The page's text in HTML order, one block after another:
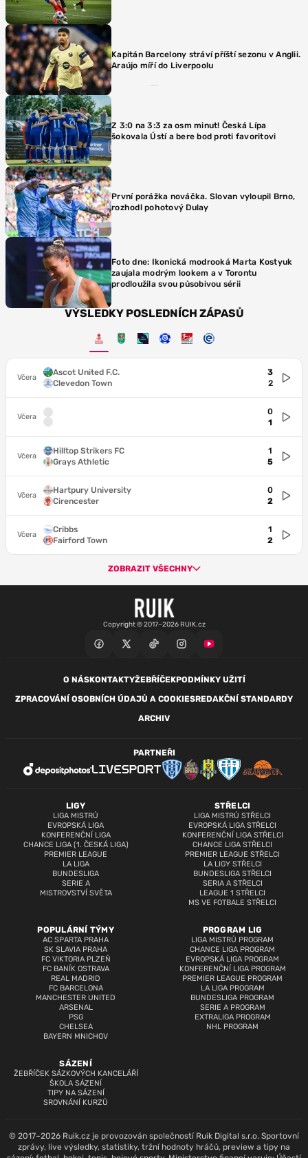
Kapitán Barcelony stráví příští sezonu v Anglii.
Araújo míří do Liverpoolu
Z 3:0 na 3:3 za osm minut! Česká Lípa
šokovala Ústí a bere bod proti favoritovi
První porážka nováčka. Slovan vyloupil Brno,
rozhodl pohotový Dulay
Foto dne: Ikonická modrooká Marta Kostyuk
zaujala modrým lookem a v Torontu
prodloužila svou působivou sérii
VÝSLEDKY POSLEDNÍCH ZÁPASŮ
Včera
Ascot United F.C.
Clevedon Town
3
2
Včera
0
1
Včera
Hilltop Strikers FC
Grays Athletic
1
5
Včera
Hartpury University
Cirencester
0
2
Včera
Cribbs
Fairford Town
1
2
ZOBRAZIT VŠECHNY
Copyright © 2017–2026 RUIK.cz
O NÁSKONTAKTYŽEBŘÍČEKPODMÍNKY UŽITÍ
ZPRACOVÁNÍ OSOBNÍCH ÚDAJŮ A COOKIESREDAKČNÍ STANDARDY
ARCHIV
LIGY
LIGA MISTRŮ
EVROPSKÁ LIGA
KONFERENČNÍ LIGA
CHANCE LIGA (1. ČESKÁ LIGA)
PREMIER LEAGUE
LA LIGA
BUNDESLIGA
SERIE A
MISTROVSTVÍ SVĚTA
STŘELCI
LIGA MISTRŮ STŘELCI
EVROPSKÁ LIGA STŘELCI
KONFERENČNÍ LIGA STŘELCI
CHANCE LIGA STŘELCI
PREMIER LEAGUE STŘELCI
LA LIGY STŘELCI
BUNDESLIGA STŘELCI
SERIA A STŘELCI
LEAGUE 1 STŘELCI
MS VE FOTBALE STŘELCI
POPULÁRNÍ TÝMY
AC SPARTA PRAHA
SK SLAVIA PRAHA
FC VIKTORIA PLZEŇ
FC BANÍK OSTRAVA
REAL MADRID
FC BARCELONA
MANCHESTER UNITED
ARSENAL
PSG
CHELSEA
BAYERN MNICHOV
PROGRAM LIG
LIGA MISTRŮ PROGRAM
CHANCE LIGA PROGRAM
EVROPSKÁ LIGA PROGRAM
KONFERENČNÍ LIGA PROGRAM
PREMIER LEAGUE PROGRAM
LA LIGA PROGRAM
BUNDESLIGA PROGRAM
SERIE A PROGRAM
EXTRALIGA PROGRAM
NHL PROGRAM
SÁZENÍ
ŽEBŘÍČEK SÁZKOVÝCH KANCELÁŘÍ
ŠKOLA SÁZENÍ
TIPY NA SÁZENÍ
SROVNÁNÍ KURZŮ
PARTNEŘI
© 2017–2026 Ruik.cz je provozován společností Ruik Digital s.r.o. Sportovní
zprávy, live výsledky, statistiky, tržní hodnoty hráčů, preview a tipy na